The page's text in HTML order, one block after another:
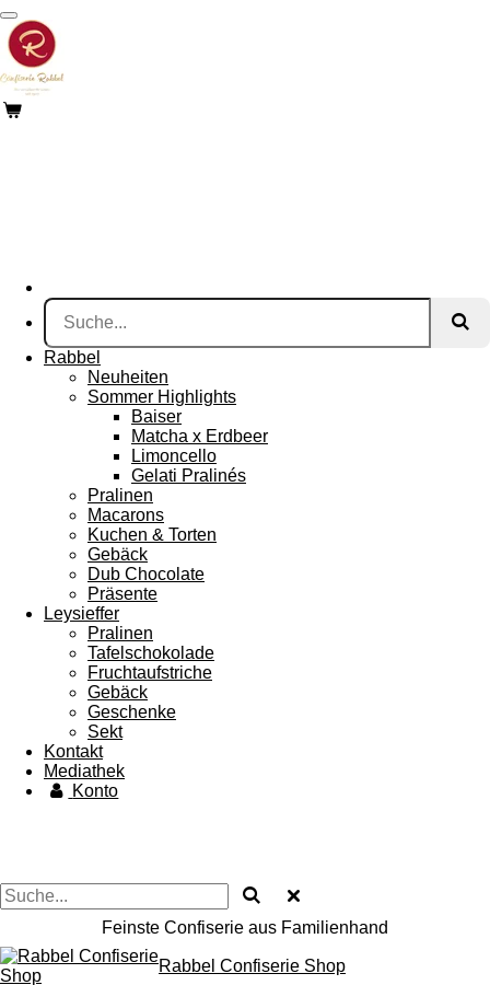
Zum
Hauptinhalt
springen
Rabbel
Neuheiten
Sommer Highlights
Baiser
Matcha x Erdbeer
Limoncello
Gelati Pralinés
Pralinen
Macarons
Kuchen & Torten
Gebäck
Dub Chocolate
Präsente
Leysieffer
Pralinen
Tafelschokolade
Fruchtaufstriche
Gebäck
Geschenke
Sekt
Kontakt
Mediathek
Konto
Feinste Confiserie aus Familienhand
Rabbel Confiserie Shop